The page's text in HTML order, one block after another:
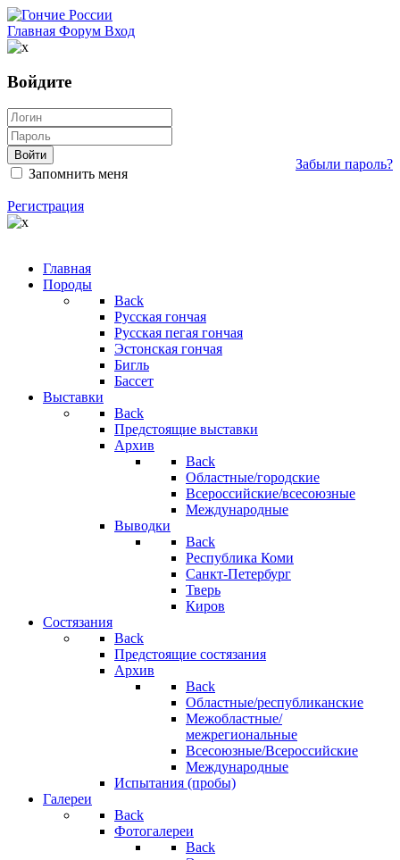
Главная Форум Вход
Войдите
Войти
Запомнить меня
Забыли пароль?
Регистрация
Главная
Породы
Back
Русская гончая
Русская пегая гончая
Эстонская гончая
Бигль
Бассет
Выставки
Back
Предстоящие выставки
Архив
Back
Областные/городские
Всероссийские/всесоюзные
Международные
Выводки
Back
Республика Коми
Санкт-Петербург
Тверь
Киров
Состязания
Back
Предстоящие состязания
Архив
Back
Областные/республиканские
Межобластные/
межрегиональные
Всесоюзные/Всероссийские
Международные
Испытания (пробы)
Галереи
Back
Фотогалереи
Back